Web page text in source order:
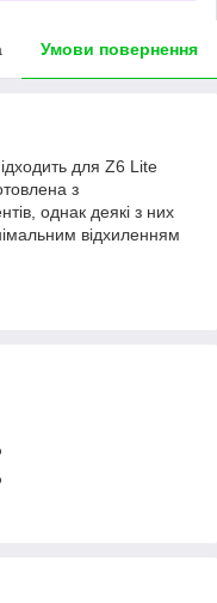
Умови повернення
для Z6 Lite
з
однак деякі з них
відхиленням